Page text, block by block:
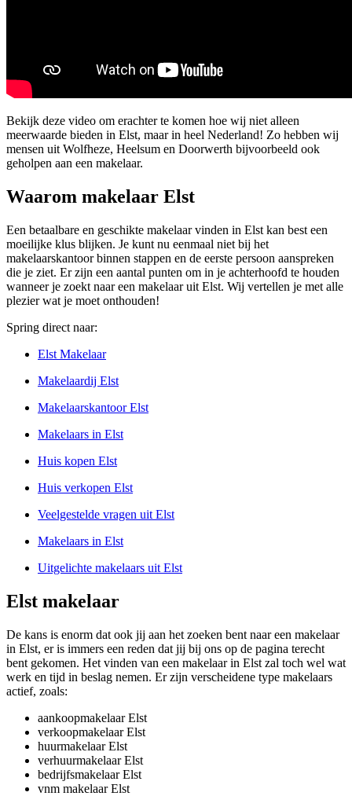
Bekijk deze video om erachter te komen hoe wij niet alleen
meerwaarde bieden in Elst, maar in heel Nederland! Zo hebben wij
mensen uit Wolfheze, Heelsum en Doorwerth bijvoorbeeld ook
geholpen aan een makelaar.
Waarom makelaar Elst
Een betaalbare en geschikte makelaar vinden in Elst kan best een
moeilijke klus blijken. Je kunt nu eenmaal niet bij het
makelaarskantoor binnen stappen en de eerste persoon aanspreken
die je ziet. Er zijn een aantal punten om in je achterhoofd te houden
wanneer je zoekt naar een makelaar uit Elst. Wij vertellen je met alle
plezier wat je moet onthouden!
Spring direct naar:
Elst Makelaar
Makelaardij Elst
Makelaarskantoor Elst
Makelaars in Elst
Huis kopen Elst
Huis verkopen Elst
Veelgestelde vragen uit Elst
Makelaars in Elst
Uitgelichte makelaars uit Elst
Elst makelaar
De kans is enorm dat ook jij aan het zoeken bent naar een makelaar
in Elst, er is immers een reden dat jij bij ons op de pagina terecht
bent gekomen. Het vinden van een makelaar in Elst zal toch wel wat
werk en tijd in beslag nemen. Er zijn verscheidene type makelaars
actief, zoals:
aankoopmakelaar Elst
verkoopmakelaar Elst
huurmakelaar Elst
verhuurmakelaar Elst
bedrijfsmakelaar Elst
vnm makelaar Elst